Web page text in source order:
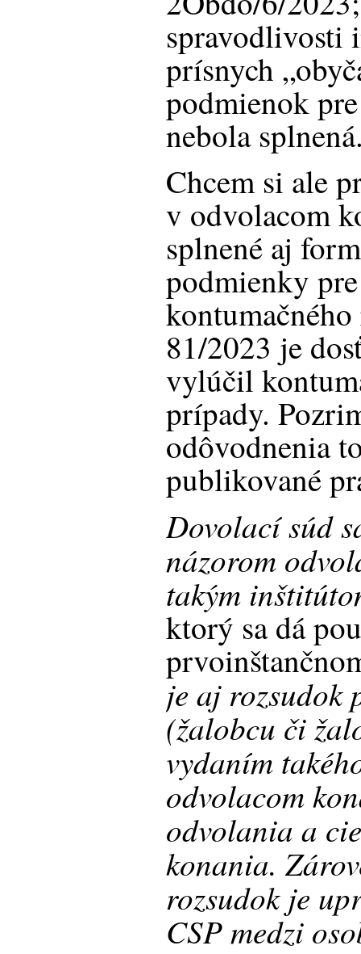
spravodlivosti
prísnych
podmienok
nebola
Chcem si ale
v odvolacom
splnené aj
podmienky
81/2023 je
vylúčil
prípady.
odôvodnenia
publikované
Dovolací súd
názorom
takým
ktorý sa dá
je aj rozsudok
(žalobcu či
vydaním
odvolacom
odvolania a
konania.
rozsudok je
CSP medzi